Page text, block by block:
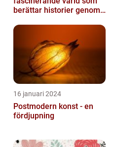
berättar historier genom
16 januari 2024
Postmodern konst - en
fördjupning